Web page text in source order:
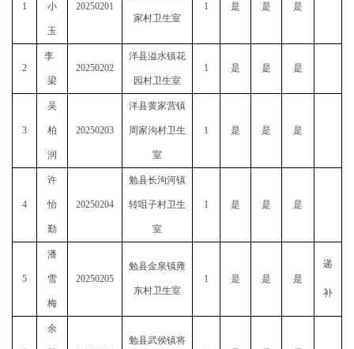
1 小
玉
20250201
家村卫生室
1 是 是 是
2
李
梁
20250202
洋县溢水镇花
园村卫生室
1 是 是 是
3
吴
柏
润
20250203
洋县黄家营镇
周家沟村卫生
室
1 是 是 是
4
许
怡
勤
20250204
勉县长沟河镇
转咀子村卫生
室
1 是 是 是
5
潘
雪
梅
20250205
勉县金泉镇雍
东村卫生室
1 是 是 是
递
补
余
勉县武侯镇将